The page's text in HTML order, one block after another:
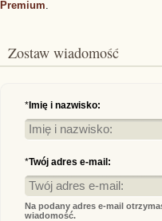
Premium.
Zostaw wiadomość
* Imię i nazwisko:
*Twój adres e-mail:
Na podany adres e-mail
wiadomość.